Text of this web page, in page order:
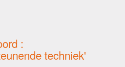
:
techniek'